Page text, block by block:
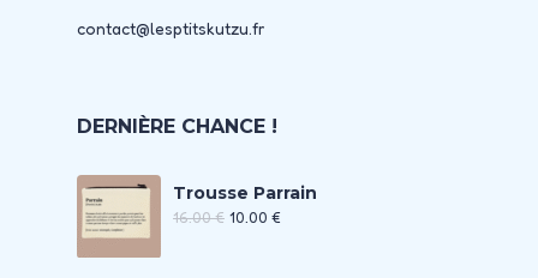
contact@lesptitskutzu.fr
DERNIÈRE CHANCE !
Trousse Parrain
16.00€ 10.00 €